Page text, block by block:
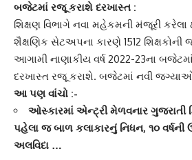
બજેટમાં રજૂ કરાશે દરખાસ્ત :
શિક્ષણ વિભાગે નવા મહેકમની મંજૂરી
શૈક્ષણિક સેટઅપના કારણે 1512
આગામી નાણાકીય વર્ષ 2022-23ના
દરખાસ્ત રજૂ કરાશે. બજેટમાં નવી
આ પણ વાંચો :-
ઓસ્કારમાં એન્ટ્રી મેળવનાર ગુજરાતી
પહેલા જ બાળ કલાકારનું નિધન, ૧૦ વર્ષની
અલવિદા …